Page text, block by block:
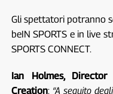
Gli spettatori potranno
beIN SPORTS e in live
SPORTS CONNECT.
Ian Holmes,
Creation: “A seguito